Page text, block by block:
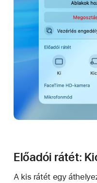
Előadói rátét:
A kis rátét egy